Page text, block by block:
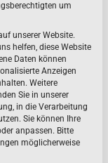
um
unserer Website.
helfen, diese Website
Daten können
Anzeigen
Weitere
Sie in unserer
in die Verarbeitung
Sie können Ihre
anpassen. Bitte
möglicherweise